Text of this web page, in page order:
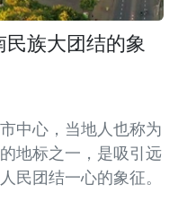
族大团结的象
中心，当地人也称为
地标之一，是吸引远
民团结一心的象征。